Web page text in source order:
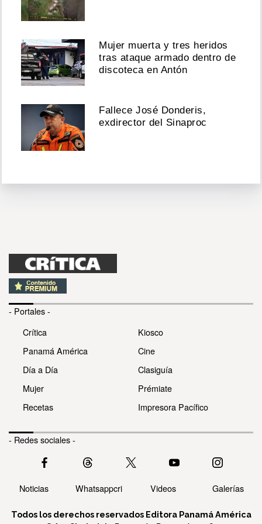
Mujer muerta y tres heridos
tras ataque armado dentro de
discoteca en Antón
Fallece José Donderis,
exdirector del Sinaproc
- Portales -
Crítica
Panamá América
Día a Día
Mujer
Recetas
Kiosco
Cine
Clasiguía
Prémiate
Impresora Pacífico
- Redes sociales -
Noticias Whatsappcri Videos Galerías
Todos los derechos reservados Editora Panamá América